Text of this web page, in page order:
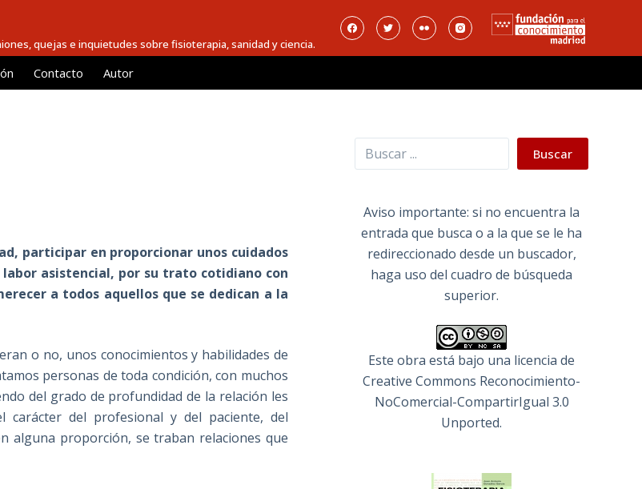
quejas e inquietudes sobre fisioterapia, sanidad y ciencia.
Contacto Autor
participar en proporcionar unos cuidados
labor asistencial, por su trato cotidiano con
a todos aquellos que se dedican a la
o no, unos conocimientos y habilidades de
personas de toda condición, con muchos
del grado de profundidad de la relación les
carácter del profesional y del paciente, del
alguna proporción, se traban relaciones que
Buscar Buscar
Aviso importante: si no encuentra la
entrada que busca o a la que se le ha
redireccionado desde un buscador,
haga uso del cuadro de búsqueda
superior.
Este obra está bajo una licencia de
Creative Commons Reconocimiento-
NoComercial-CompartirIgual 3.0
Unported.